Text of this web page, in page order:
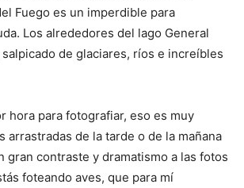
Fuego es un imperdible para
Los alrededores del lago General
de glaciares, ríos e increíbles
hora para fotografiar, eso es muy
arrastradas de la tarde o de la mañana
gran contraste y dramatismo a las fotos
foteando aves, que para mí